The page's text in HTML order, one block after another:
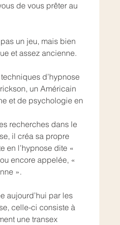
de vous prêter au
un jeu, mais bien
et assez ancienne.
d’hypnose
un Américain
et de psychologie en
recherches dans le
il créa sa propre
en l’hypnose dite «
encore appelée, «
».
aujourd’hui par les
celle-ci consiste à
une transex